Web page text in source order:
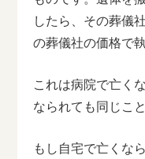
したら、その葬儀
の葬儀社の価格で
これは病院で亡く
なられても同じこと
もし自宅で亡くな